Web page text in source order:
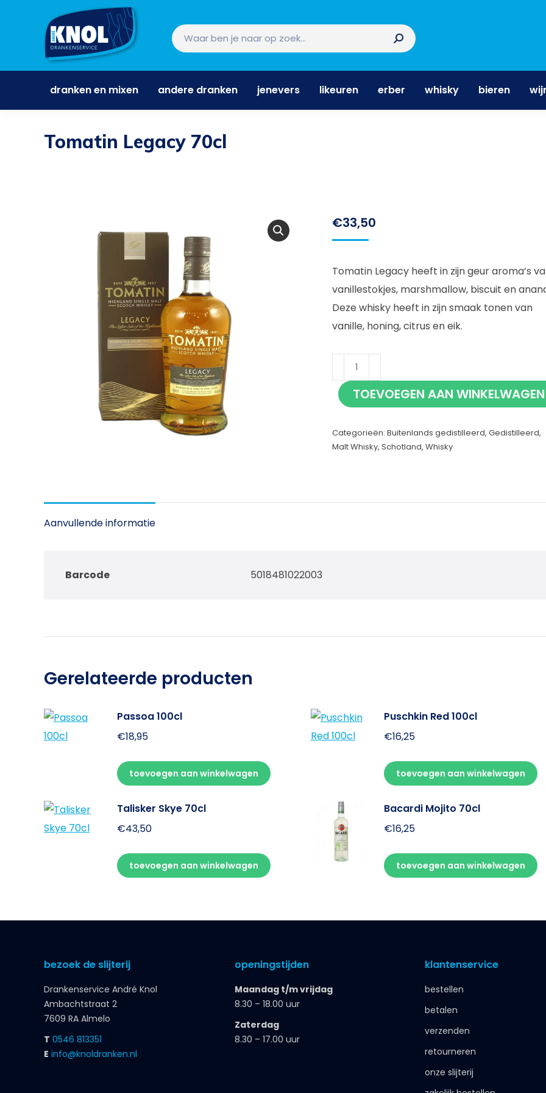
dranken en mixen andere dranken jenevers likeuren erber whisky bieren
Tomatin Legacy 70cl
€33,50
Tomatin Legacy heeft in zijn geur aroma’s
vanillestokjes, marshmallow, biscuit en
Deze whisky heeft in zijn smaak tonen van
vanille, honing, citrus en eik.
Tomatin
Legacy
70cl
TOEVOEGEN AAN WINKELWAGEN
Categorieën: Buitenlands gedistilleerd, Gedistilleerd,
Malt Whisky, Schotland, Whisky
Aanvullende informatie
Barcode 5018481022003
Gerelateerde producten
Passoa 100cl
€18,95
toevoegen aan winkelwagen
Puschkin Red 100cl
€16,25
toevoegen aan winkelwagen
Talisker Skye 70cl
€43,50
toevoegen aan winkelwagen
Bacardi Mojito 70cl
€16,25
toevoegen aan winkelwagen
bezoek de slijterij
Drankenservice André Knol
Ambachtstraat 2
7609 RA Almelo
T 0546 813351
E info@knoldranken.nl
openingstijden
Maandag t/m vrijdag
8.30 – 18.00 uur
Zaterdag
8.30 – 17.00 uur
klantenservice
bestellen
betalen
verzenden
retourneren
onze slijterij
dranken en mixen